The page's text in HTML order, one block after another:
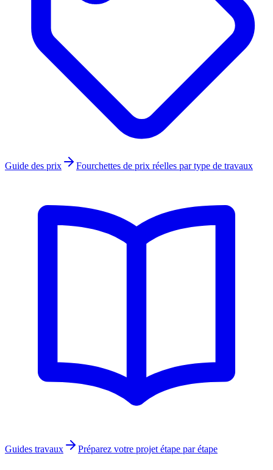
Guide des prix Fourchettes de prix réelles par type de travaux
Guides travaux Préparez votre projet étape par étape